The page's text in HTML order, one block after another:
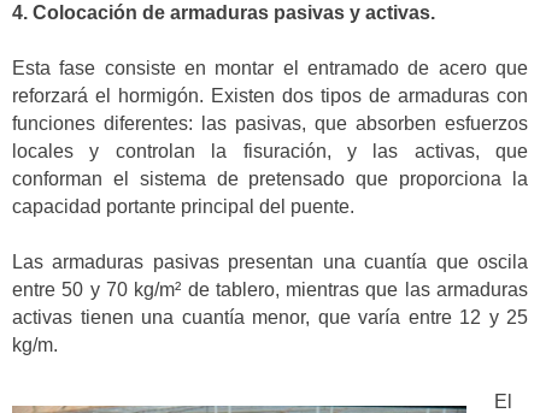
4. Colocación de armaduras pasivas y activas.
Esta fase consiste en montar el entramado de acero que
reforzará el hormigón. Existen dos tipos de armaduras con
funciones diferentes: las pasivas, que absorben esfuerzos
locales y controlan la fisuración, y las activas, que
conforman el sistema de pretensado que proporciona la
capacidad portante principal del puente.
Las armaduras pasivas presentan una cuantía que oscila
entre 50 y 70 kg/m² de tablero, mientras que las armaduras
activas tienen una cuantía menor, que varía entre 12 y 25
kg/m.
El